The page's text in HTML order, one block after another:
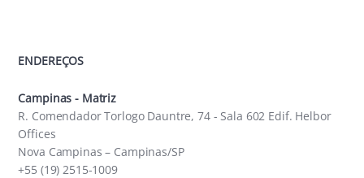
ENDEREÇOS
Campinas - Matriz
R. Comendador Torlogo Dauntre, 74 - Sala 602 Edif. Helbor
Offices
Nova Campinas – Campinas/SP
+55 (19) 2515-1009